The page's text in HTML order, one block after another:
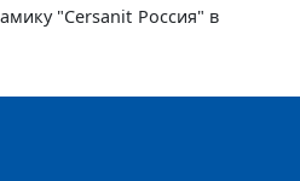
"Cersanit Россия" в